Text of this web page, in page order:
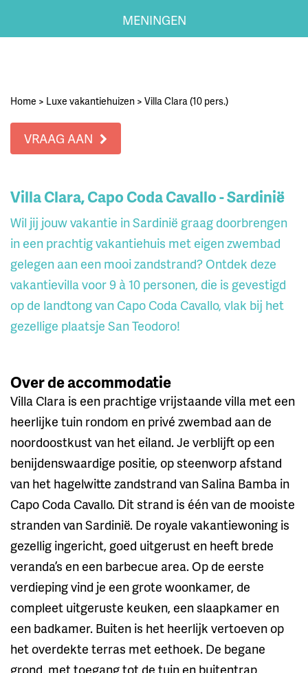
MENINGEN
Home > Luxe vakantiehuizen > Villa Clara (10 pers.)
VRAAG AAN
Villa Clara, Capo Coda Cavallo - Sardinië
Wil jij jouw vakantie in Sardinië graag doorbrengen
in een prachtig vakantiehuis met eigen zwembad
gelegen aan een mooi zandstrand? Ontdek deze
vakantievilla voor 9 à 10 personen, die is gevestigd
op de landtong van Capo Coda Cavallo, vlak bij het
gezellige plaatsje San Teodoro!
Over de accommodatie
Villa Clara is een prachtige vrijstaande villa met een
heerlijke tuin rondom en privé zwembad aan de
noordoostkust van het eiland. Je verblijft op een
benijdenswaardige positie, op steenworp afstand
van het hagelwitte zandstrand van Salina Bamba in
Capo Coda Cavallo. Dit strand is één van de mooiste
stranden van Sardinië. De royale vakantiewoning is
gezellig ingericht, goed uitgerust en heeft brede
veranda’s en een barbecue area. Op de eerste
verdieping vind je een grote woonkamer, de
compleet uitgeruste keuken, een slaapkamer en
een badkamer. Buiten is het heerlijk vertoeven op
het overdekte terras met eethoek. De begane
grond, met toegang tot de tuin en buitentrap,